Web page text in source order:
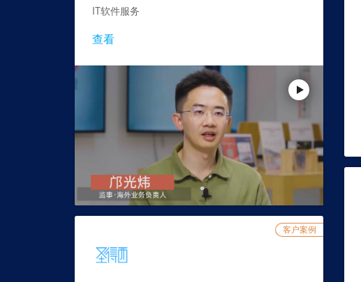
IT软件服务
查看
客户案例